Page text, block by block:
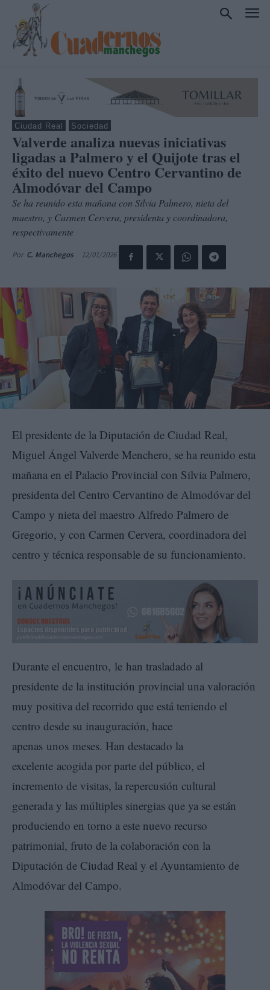
Ciudad Real Sociedad
Valverde analiza nuevas iniciativas
ligadas a Palmero y el Quijote tras el
éxito del nuevo Centro Cervantino de
Almodóvar del Campo
Se ha reunido esta mañana con Silvia Palmero, nieta del
maestro, y Carmen Cervera, presidenta y coordinadora,
respectivamente
Por C. Manchegos 12/01/2026
El presidente de la Diputación de Ciudad Real,
Miguel Ángel Valverde Menchero, se ha reunido esta
mañana en el Palacio Provincial con Silvia Palmero,
presidenta del Centro Cervantino de Almodóvar del
Campo y nieta del maestro Alfredo Palmero de
Gregorio, y con Carmen Cervera, coordinadora del
centro y técnica responsable de su funcionamiento.
Durante el encuentro, le han trasladado al
presidente de la institución provincial una valoración
muy positiva del recorrido que está teniendo el
centro desde su inauguración, hace
apenas unos meses. Han destacado la
excelente acogida por parte del público, el
incremento de visitas, la repercusión cultural
generada y las múltiples sinergias que ya se están
produciendo en torno a este nuevo recurso
patrimonial, fruto de la colaboración con la
Diputación de Ciudad Real y el Ayuntamiento de
Almodóvar del Campo.